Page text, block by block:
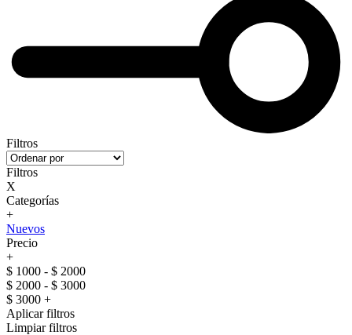
Filtros
Filtros
X
Categorías
+
Nuevos
Precio
+
$ 1000 - $ 2000
$ 2000 - $ 3000
$ 3000 +
Aplicar filtros
Limpiar filtros